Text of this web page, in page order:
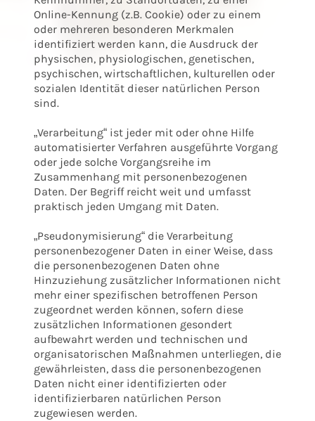
Online-Kennung (z.B. Cookie) oder zu einem
oder mehreren besonderen Merkmalen
identifiziert werden kann, die Ausdruck der
physischen, physiologischen, genetischen,
psychischen, wirtschaftlichen, kulturellen oder
sozialen Identität dieser natürlichen Person
sind.
„Verarbeitung“ ist jeder mit oder ohne Hilfe
automatisierter Verfahren ausgeführte Vorgang
oder jede solche Vorgangsreihe im
Zusammenhang mit personenbezogenen
Daten. Der Begriff reicht weit und umfasst
praktisch jeden Umgang mit Daten.
„Pseudonymisierung“ die Verarbeitung
personenbezogener Daten in einer Weise, dass
die personenbezogenen Daten ohne
Hinzuziehung zusätzlicher Informationen nicht
mehr einer spezifischen betroffenen Person
zugeordnet werden können, sofern diese
zusätzlichen Informationen gesondert
aufbewahrt werden und technischen und
organisatorischen Maßnahmen unterliegen, die
gewährleisten, dass die personenbezogenen
Daten nicht einer identifizierten oder
identifizierbaren natürlichen Person
zugewiesen werden.